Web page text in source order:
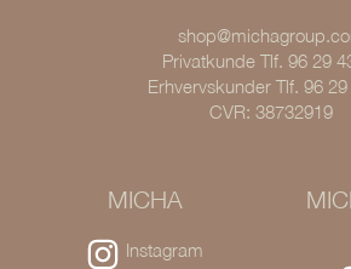
Privatkunde Tlf. 96 29
Erhvervskunder Tlf. 96
CVR: 38732919
MICHA
Instagram